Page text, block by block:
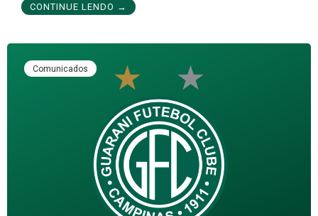
CONTINUE LENDO →
Comunicados